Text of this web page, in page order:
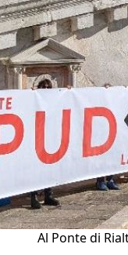
Al Ponte di